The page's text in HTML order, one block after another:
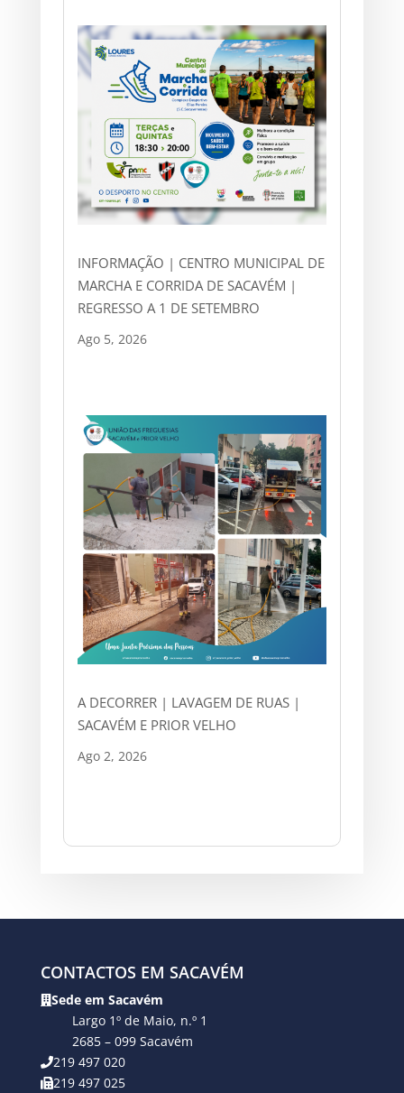
INFORMAÇÃO | CENTRO MUNICIPAL DE
MARCHA E CORRIDA DE SACAVÉM |
REGRESSO A 1 DE SETEMBRO
Ago 5, 2026
A DECORRER | LAVAGEM DE RUAS |
SACAVÉM E PRIOR VELHO
Ago 2, 2026
CONTACTOS EM SACAVÉM
Sede em Sacavém
Largo 1º de Maio, n.º 1
2685 – 099 Sacavém
219 497 020
219 497 025